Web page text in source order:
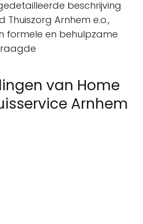
beschrijving
Thuiszorg Arnhem e.o.,
formele en behulpzame
van Home
Arnhem